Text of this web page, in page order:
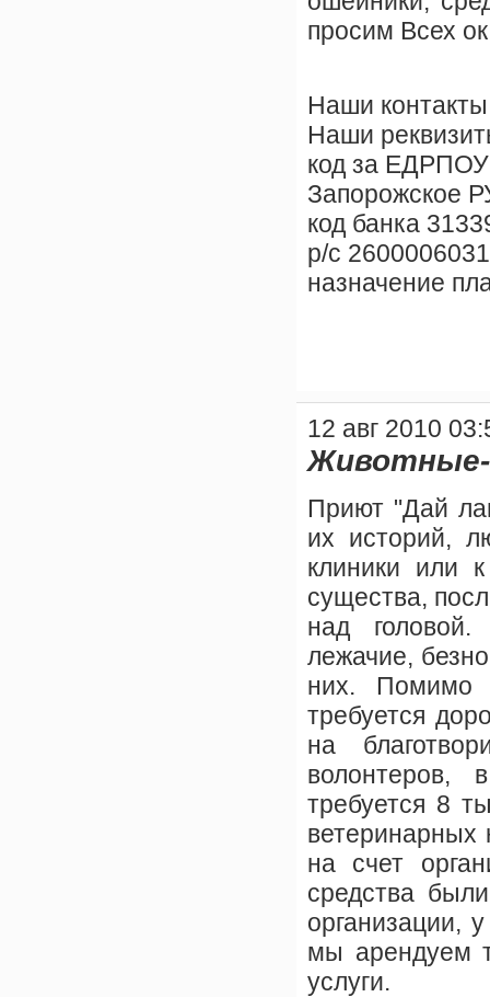
просим Всех
Наши
Наши
код за
Запорожское
код банка
р/с
назначение
12 авг 2010
Приют "Дай
их историй,
клиники или
существа,
над
лежачие,
них. Помимо
требуется
на
требуется 8
ветеринарных
на счет
средства
организации,
мы арендуем
услуги.